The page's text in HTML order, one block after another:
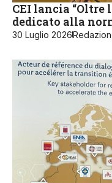
CEI lancia “Oltre
dedicato alla
30 Luglio 2026